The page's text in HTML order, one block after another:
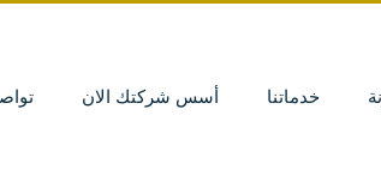
خدماتنا أسس شركتك الان